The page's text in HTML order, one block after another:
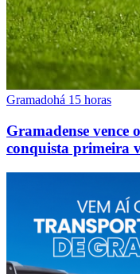
Gramadohá 15 horas
Gramadense vence
conquista primeira